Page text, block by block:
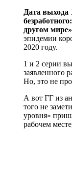
Дата выхода
другом мире»
эпидемии
2020 году.
1 и 2 серии
заявленного
Но, это не
А вот ГГ из
того не
уровня»
рабочем